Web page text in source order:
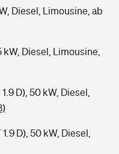
Diesel, Limousine, ab
kW, Diesel, Limousine,
D), 50 kW, Diesel,
D), 50 kW, Diesel,